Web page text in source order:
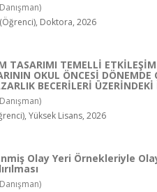
Doktora, 2026
TASARIMI TEMELLİ
OKUL ÖNCESİ DÖNEMDE
BECERİLERİ
Yüksek Lisans, 2026
Olay Yeri Örnekleriyle